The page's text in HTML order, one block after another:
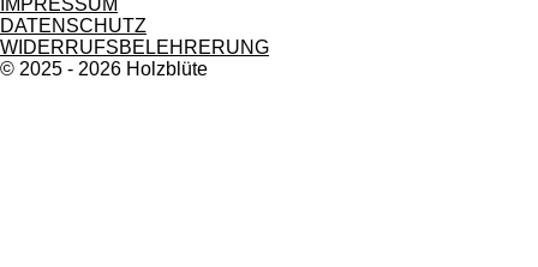
DATENSCHUTZ
WIDERRUFSBELEHRERUNG
© 2025 - 2026 Holzblüte